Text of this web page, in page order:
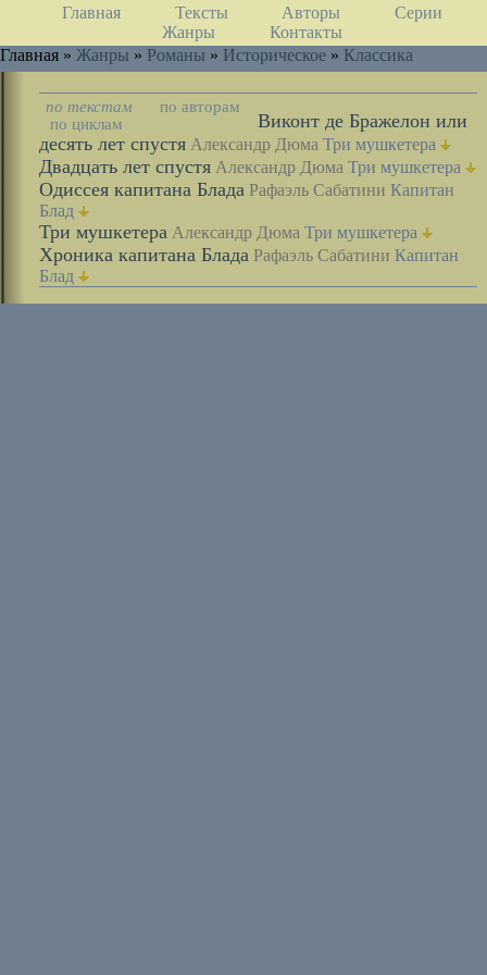
Главная Тексты Авторы
Серии
Жанры
Контакты
Главная » Жанры » Романы » Историческое » Классика
по текстам
по авторам
по циклам
Виконт де Бражелон или
десять лет спустя Александр Дюма Три мушкетера
Двадцать лет спустя Александр Дюма Три мушкетера
Одиссея капитана Блада Рафаэль Сабатини Капитан
Блад
Три мушкетера Александр Дюма Три мушкетера
Хроника капитана Блада Рафаэль Сабатини Капитан
Блад